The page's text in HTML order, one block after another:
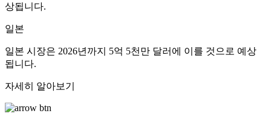
상됩니다.
일본
일본 시장은 2026년까지 5억 5천만 달러에 이를 것으로 예상
됩니다.
자세히 알아보기